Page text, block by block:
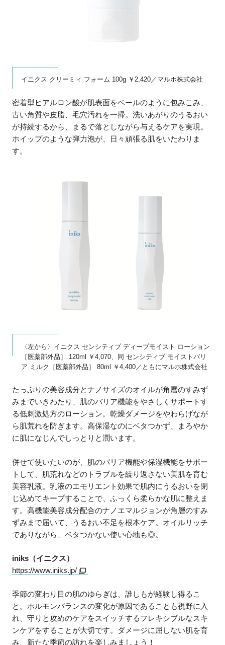
イニクス クリーミィ フォーム 100g ￥2,420／マルホ株式会社
密着型ヒアルロン酸が肌表面をベールのように包みこみ、
古い角質や皮脂、毛穴汚れを一掃。洗いあがりのうるおい
が持続するから、まるで落としながら与えるケアを実現。
ホイップのような弾力泡が、日々頑張る肌をいたわりま
す。
〈左から〉イニクス センシティブ ディープモイスト ローション
［医薬部外品］ 120ml ￥4,070、同 センシティブ モイストバリ
ア ミルク［医薬部外品］ 80ml ￥4,400／ともにマルホ株式会社
たっぷりの美容成分とナノサイズのオイルが角層のすみず
みまでいきわたり、肌のバリア機能をやさしくサポートす
る低刺激処方のローション。乾燥ダメージをやわらげなが
ら肌荒れを防ぎます。高保湿なのにベタつかず、まろやか
に肌になじんでしっとりと潤います。
併せて使いたいのが、肌のバリア機能や保湿機能をサポー
トして、肌荒れなどのトラブルを繰り返さない美肌を育む
美容乳液。乳液のエモリエント効果で肌内にうるおいを閉
じ込めてキープすることで、ふっくら柔らかな肌に整えま
す。高機能美容成分配合のナノエマルジョンが角層のすみ
ずみまで届いて、うるおい不足を根本ケア。オイルリッチ
でありながら、ベタつかない使い心地も◎。
iniks（イニクス）
https://www.iniks.jp/
季節の変わり目の肌のゆらぎは、誰しもが経験し得るこ
と。ホルモンバランスの変化が原因であることも視野に入
れ、守りと攻めのケアをスイッチするフレキシブルなスキ
ンケアをすることが大切です。ダメージに屈しない肌を育
み、新たな季節の訪れを楽しみましょう！